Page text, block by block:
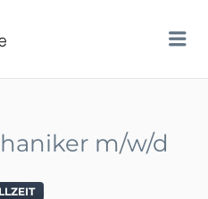
TECHSTELLEN.DE
m/w/d